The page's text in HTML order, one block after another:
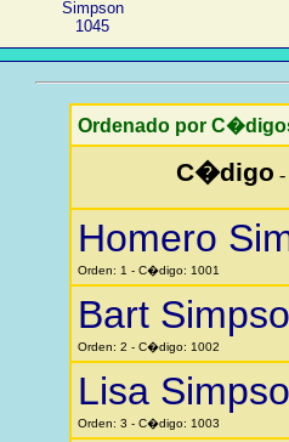
Simpson
1045
Ordenado por
C�digo -
Homero
Orden: 1 - C�digo: 1001
Bart
Orden: 2 - C�digo: 1002
Lisa
Orden: 3 - C�digo: 1003